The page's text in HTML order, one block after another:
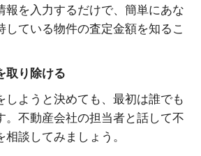
報を入力するだけで、簡単にあな
している物件の査定金額を知るこ
取り除ける
しようと決めても、最初は誰でも
。不動産会社の担当者と話して不
談してみましょう。